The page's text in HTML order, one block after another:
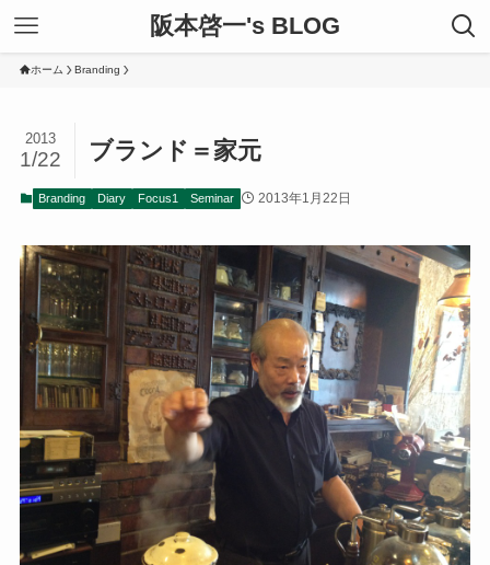
阪本啓一's BLOG
ホーム Branding
ブランド＝家元
2013
1/22
Branding Diary Focus1 Seminar 2013年1月22日